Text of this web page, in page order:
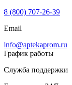
8 (800) 707-26-39
Email
info@aptekaprom.ru
График работы
Служба поддержки